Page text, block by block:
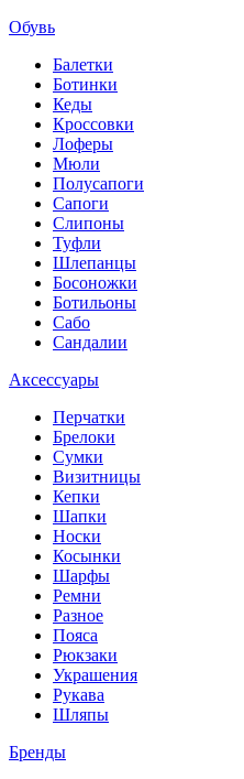
Обувь
Балетки
Ботинки
Кеды
Кроссовки
Лоферы
Мюли
Полусапоги
Сапоги
Слипоны
Туфли
Шлепанцы
Босоножки
Ботильоны
Сабо
Сандалии
Аксессуары
Перчатки
Брелоки
Сумки
Визитницы
Кепки
Шапки
Носки
Косынки
Шарфы
Ремни
Разное
Пояса
Рюкзаки
Украшения
Рукава
Шляпы
Бренды